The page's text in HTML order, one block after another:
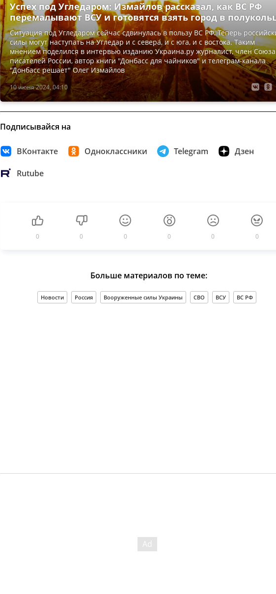
10 июня 2024, 04:10
Успех под Угледаром: Измайлов рассказал, как ВС РФ
перемалывают ВСУ и готовятся взять город в
Ситуация под Угледаром сейчас сдвинулась в пользу ВС РФ. Теперь
силы могут наступать на Угледар и с севера, и с юга, и с востока. Таким
мнением поделился в интервью изданию Украина.ру журналист, член Союза
писателей России, автор книги "Донбасс для чайников" и телеграм-канала
"Донбасс решает" Олег Измайлов
Подписывайся на
ВКонтакте Одноклассники Telegram Дзен
Rutube
0 0 0 0 0 0
Больше материалов по теме:
Новости Россия Вооруженные силы Украины СВО ВСУ ВС РФ